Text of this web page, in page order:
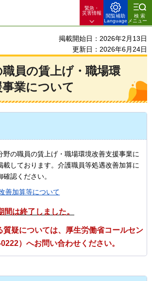
緊急・
災害情報
閲覧補助
Language
検索
メニュー
掲載開始日：2026年2月13日
更新日：2026年6月24日
員の賃上げ・職場環
業について
野の職員の賃上げ・職場環境改善支援事業に
載しております。介護職員等処遇改善加算に
認ください。
善加算等について
間は終了しました。
質疑については、厚生労働省コールセン
）へお問い合わせください。